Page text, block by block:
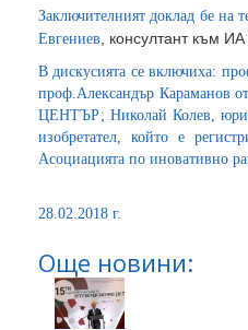
Заключителният доклад бе на
Евгениев , консултант към
В дискусията се включиха:
проф.Александър Караманов
ЦЕНТЪР; Николай Колев,
изобретател, който е
Асоциацията по иновативно
28.02.2018 г.
Още новини: